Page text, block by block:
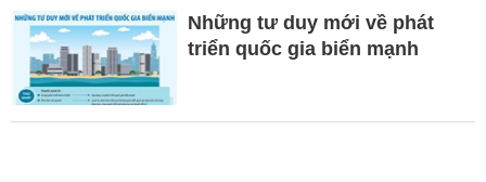
Những tư duy mới về phát
triển quốc gia biển mạnh